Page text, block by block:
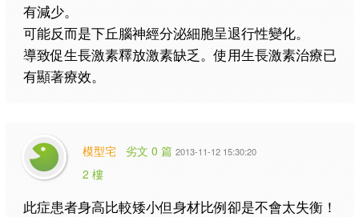
有減少。
可能反而是下丘腦神經分泌細胞呈退行性變化。
導致促生長激素釋放激素缺乏。使用生長激素治療已
有顯著療效。
模型宅 劣文 0 篇 2013-11-12 15:30:20
2 樓
此症患者身高比較矮小但身材比例卻是不會太失衡！